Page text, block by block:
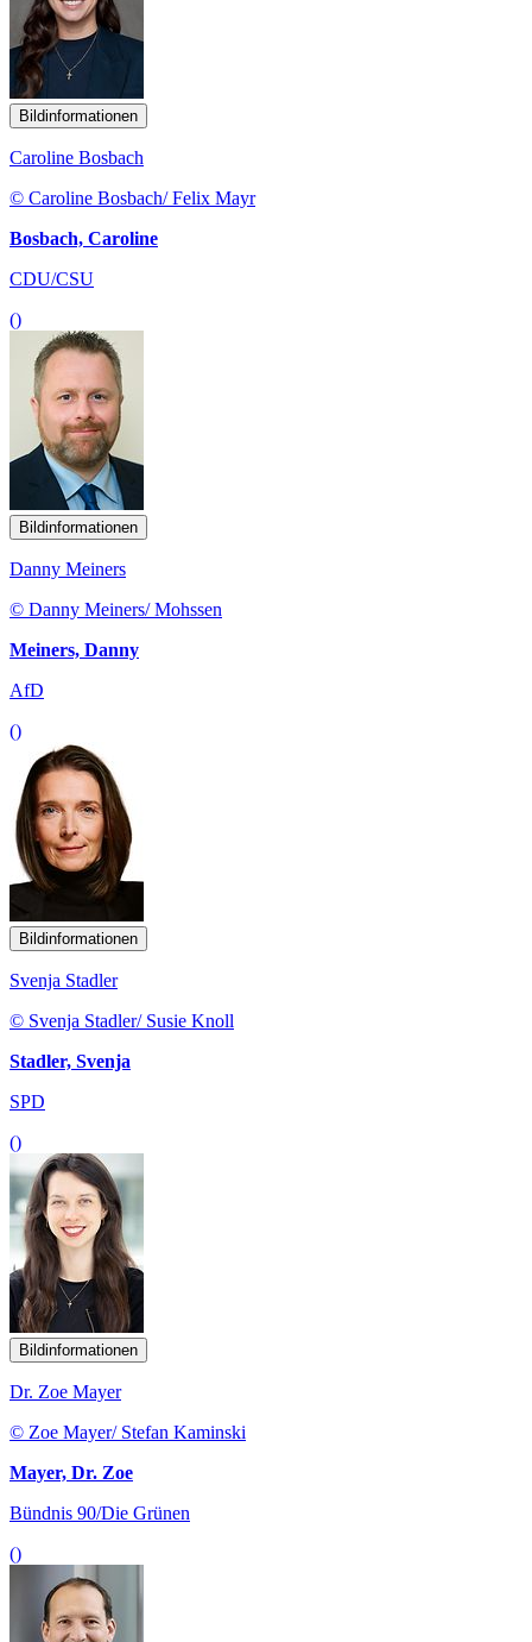
Bildinformationen
Caroline Bosbach
© Caroline Bosbach/ Felix Mayr
Bosbach, Caroline
CDU/CSU
()
Bildinformationen
Danny Meiners
© Danny Meiners/ Mohssen
Meiners, Danny
AfD
()
Bildinformationen
Svenja Stadler
© Svenja Stadler/ Susie Knoll
Stadler, Svenja
SPD
()
Bildinformationen
Dr. Zoe Mayer
© Zoe Mayer/ Stefan Kaminski
Mayer, Dr. Zoe
Bündnis 90/Die Grünen
()